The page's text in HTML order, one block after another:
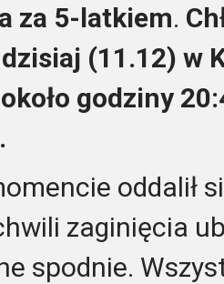
za 5-latkiem.
(11.12) w
godziny
oddalił
zaginięcia
spodnie.